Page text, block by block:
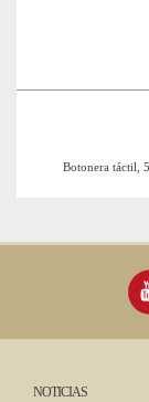
Botonera táctil,
NOTICIAS